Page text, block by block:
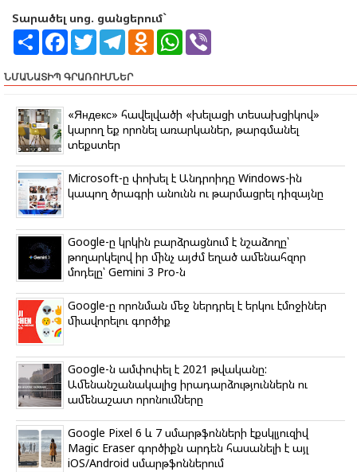
Տարածել սոց. ցանցերում`
S
r
e
F
e
b
o
k
T
t
t
r
T
e
g
a
m
O
k
a
s
s
i
k
W
s
p
p
r
ՆՄԱՆԱՏԻՊ ԳՐԱՌՈՒՄՆԵՐ
«Яндекс» հավելվածի «խելացի տեսախցիկով»
կարող եք որոնել առարկաներ, թարգմանել
տեքստեր
Microsoft-ը փոխել է Անդրոիդը Windows-ին
կապող ծրագրի անունն ու թարմացրել դիզայնը
Google-ը կրկին բարձրացնում է նշաձողը՝
թողարկելով իր մինչ այժմ եղած ամենահզոր
մոդելը՝ Gemini 3 Pro-ն
Google-ը որոնման մեջ ներդրել է երկու էմոջիներ
միավորելու գործիք
Google-ն ամփոփել է 2021 թվականը:
Ամենանշանակալից իրադարձություններն ու
ամենաշատ որոնումները
Google Pixel 6 և 7 սմարթֆոնների էքսկլյուզիվ
Magic Eraser գործիքն արդեն հասանելի է այլ
iOS/Android սմարթֆոններում